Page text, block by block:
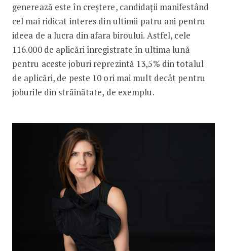
generează este în creștere, candidații manifestând
cel mai ridicat interes din ultimii patru ani pentru
ideea de a lucra din afara biroului. Astfel, cele
116.000 de aplicări înregistrate în ultima lună
pentru aceste joburi reprezintă 13,5% din totalul
de aplicări, de peste 10 ori mai mult decât pentru
joburile din străinătate, de exemplu.